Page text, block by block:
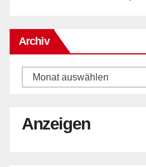
Archiv
Archiv
Anzeigen